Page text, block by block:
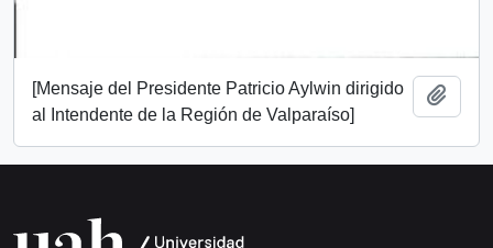
[Mensaje del Presidente Patricio Aylwin dirigido
al Intendente de la Región de Valparaíso]